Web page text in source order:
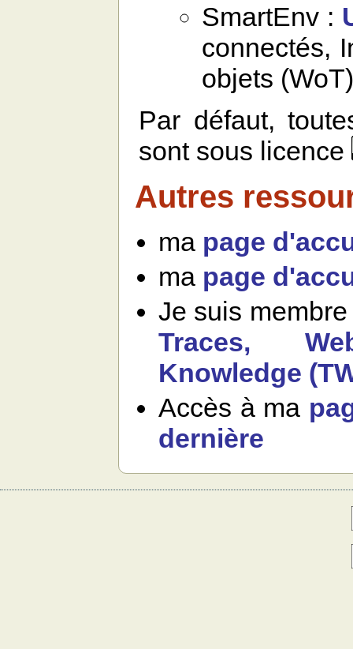
SmartEnv :
connectés,
objets (WoT)
Par défaut,
sont sous licence
Autres
ma page
ma page
Je suis
Traces,
Knowledge
Accès à ma
dernière